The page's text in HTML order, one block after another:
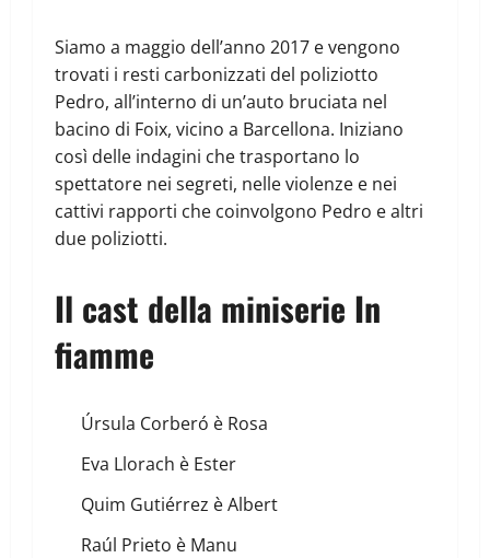
Siamo a maggio dell’anno 2017 e vengono
trovati i resti carbonizzati del poliziotto
Pedro, all’interno di un’auto bruciata nel
bacino di Foix, vicino a Barcellona. Iniziano
così delle indagini che trasportano lo
spettatore nei segreti, nelle violenze e nei
cattivi rapporti che coinvolgono Pedro e altri
due poliziotti.
Il cast della miniserie In
fiamme
Úrsula Corberó è Rosa
Eva Llorach è Ester
Quim Gutiérrez è Albert
Raúl Prieto è Manu